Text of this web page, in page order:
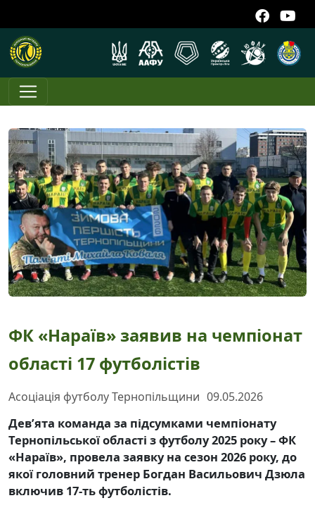
ФК «Нараїв» заявив на чемпіонат
області 17 футболістів
Асоціація футболу Тернопільщини 09.05.2026
Дев’ята команда за підсумками чемпіонату
Тернопільської області з футболу 2025 року – ФК
«Нараїв», провела заявку на сезон 2026 року, до
якої головний тренер Богдан Васильович Дзюла
включив 17-ть футболістів.